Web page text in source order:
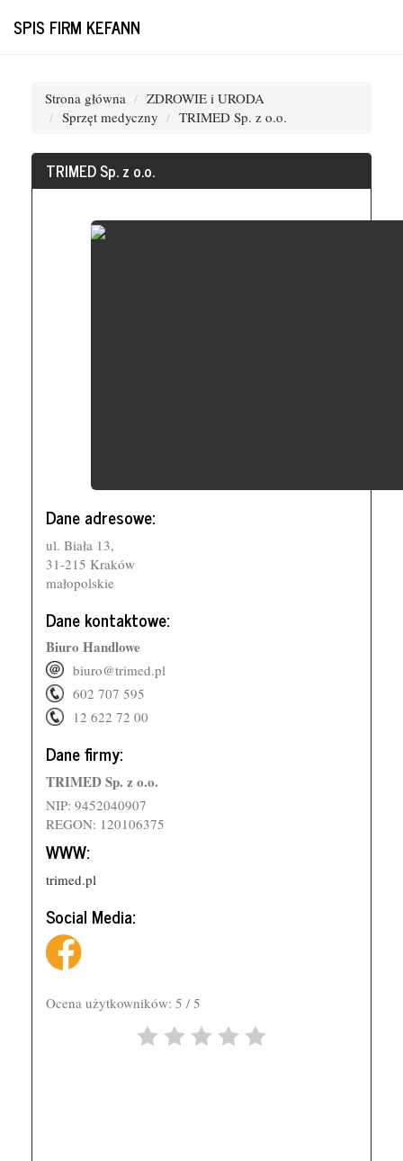
SPIS FIRM KEFANN
Strona główna
ZDROWIE i URODA
Sprzęt medyczny
TRIMED Sp. z o.o.
TRIMED Sp. z o.o.
Dane adresowe:
ul. Biała 13,
31-215 Kraków
małopolskie
Dane kontaktowe:
Biuro Handlowe
biuro@trimed.pl
602 707 595
12 622 72 00
Dane firmy:
TRIMED Sp. z o.o.
NIP: 9452040907
REGON: 120106375
WWW:
trimed.pl
Social Media:
Ocena użytkowników: 5 / 5